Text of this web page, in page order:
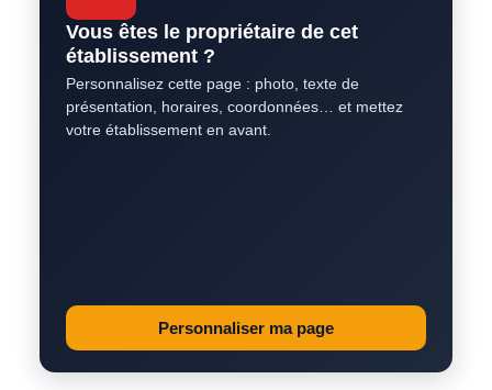
Vous êtes le propriétaire de cet
établissement ?
Personnalisez cette page : photo, texte de
présentation, horaires, coordonnées… et mettez
votre établissement en avant.
Personnaliser ma page